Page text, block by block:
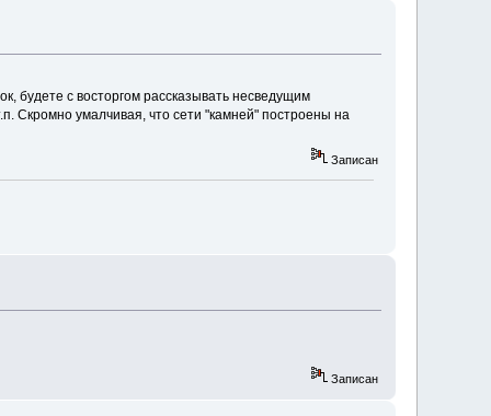
будете с восторгом рассказывать несведущим
Скромно умалчивая, что сети "камней" построены на
Записан
Записан